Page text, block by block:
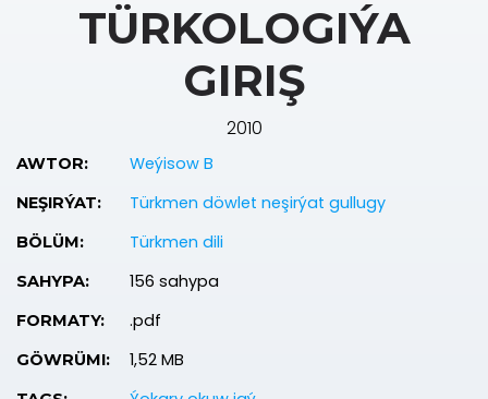
TÜRKOLOGIÝA
GIRIŞ
2010
AWTOR: Weýisow B
NEŞIRÝAT: Türkmen döwlet neşirýat gullugy
BÖLÜM: Türkmen dili
SAHYPA: 156 sahypa
FORMATY: .pdf
GÖWRÜMI: 1,52 MB